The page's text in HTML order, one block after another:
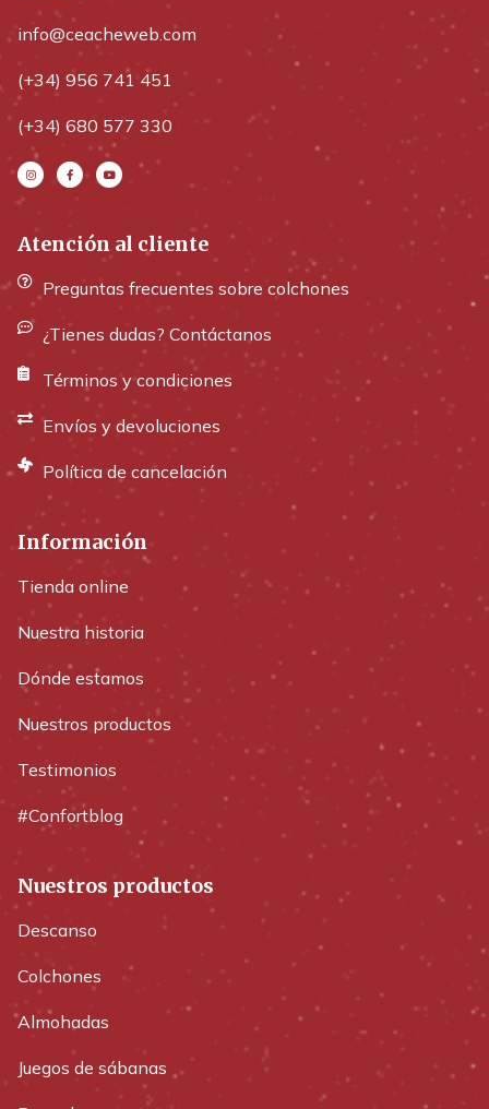
info@ceacheweb.com
(+34) 956 741 451
(+34) 680 577 330
Atención al cliente
Preguntas frecuentes sobre colchones
¿Tienes dudas? Contáctanos
Términos y condiciones
Envíos y devoluciones
Política de cancelación
Información
Tienda online
Nuestra historia
Dónde estamos
Nuestros productos
Testimonios
#Confortblog
Nuestros productos
Descanso
Colchones
Almohadas
Juegos de sábanas